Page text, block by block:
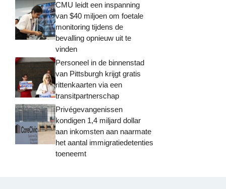
CMU leidt een inspanning
van $40 miljoen om foetale
monitoring tijdens de
bevalling opnieuw uit te
vinden
Personeel in de binnenstad
van Pittsburgh krijgt gratis
rittenkaarten via een
transitpartnerschap
Privégevangenissen
kondigen 1,4 miljard dollar
aan inkomsten aan naarmate
het aantal immigratiedetenties
toeneemt